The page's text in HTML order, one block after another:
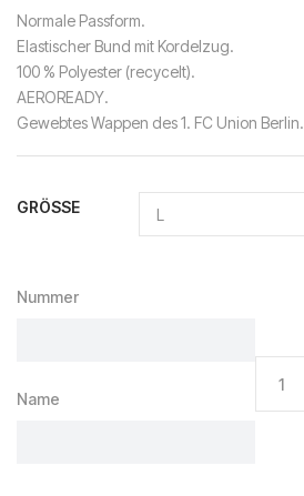
Normale Passform.
Elastischer Bund mit Kordelzug.
100 % Polyester (recycelt).
AEROREADY.
Gewebtes Wappen des 1. FC Union Berlin.
GRÖSSE
Nummer
Name